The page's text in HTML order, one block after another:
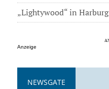
„Lightywood“ in Harburg
Anzeige
NEWSGATE